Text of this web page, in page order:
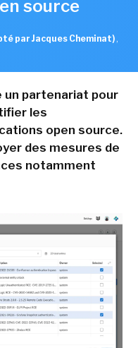
source
par Jacques Cheminat) ,
partenariat pour
les
open source.
des mesures de
notamment